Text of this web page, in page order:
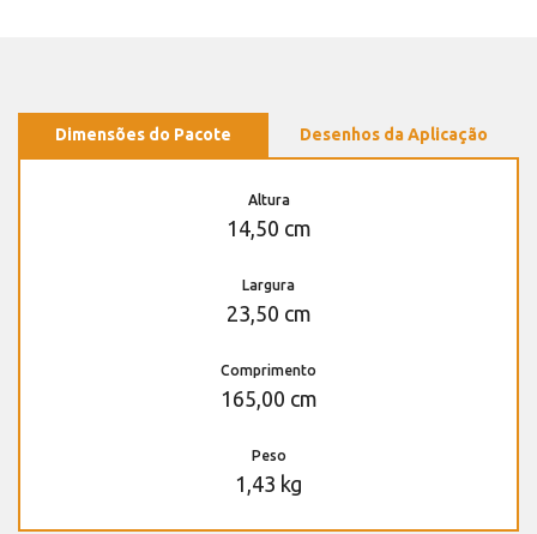
Dimensões do Pacote Desenhos da Aplicação
Altura
14,50 cm
Largura
23,50 cm
Comprimento
165,00 cm
Peso
1,43 kg